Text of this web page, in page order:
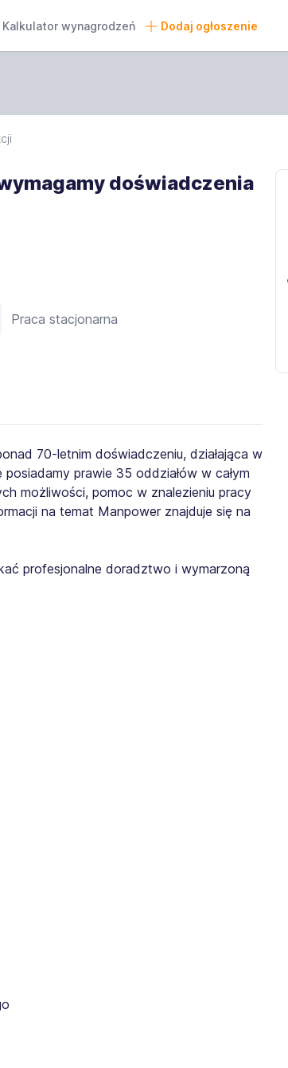
Kalkulator wynagrodzeń Dodaj ogłoszenie
doświadczenia
Praca stacjonarna
70-letnim doświadczeniu, działająca w
prawie 35 oddziałów w całym
możliwości, pomoc w znalezieniu pracy
na temat Manpower znajduje się na
profesjonalne doradztwo i wymarzoną